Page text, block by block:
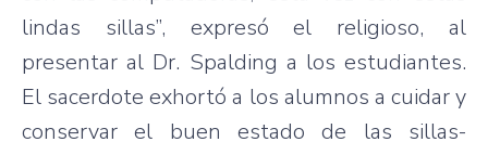
lindas sillas”, expresó el religioso, al
presentar al Dr. Spalding a los estudiantes.
El sacerdote exhortó a los alumnos a cuidar y
conservar el buen estado de las sillas-